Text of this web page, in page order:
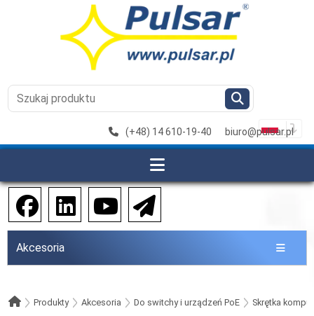
(+48) 14 610-19-40 biuro@pulsar.pl
Akcesoria
Produkty Akcesoria Do switchy i urządzeń PoE Skrętka